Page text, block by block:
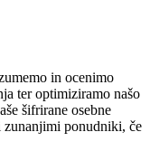
in ocenimo
ter optimiziramo našo
šifrirane osebne
zunanjimi ponudniki, če